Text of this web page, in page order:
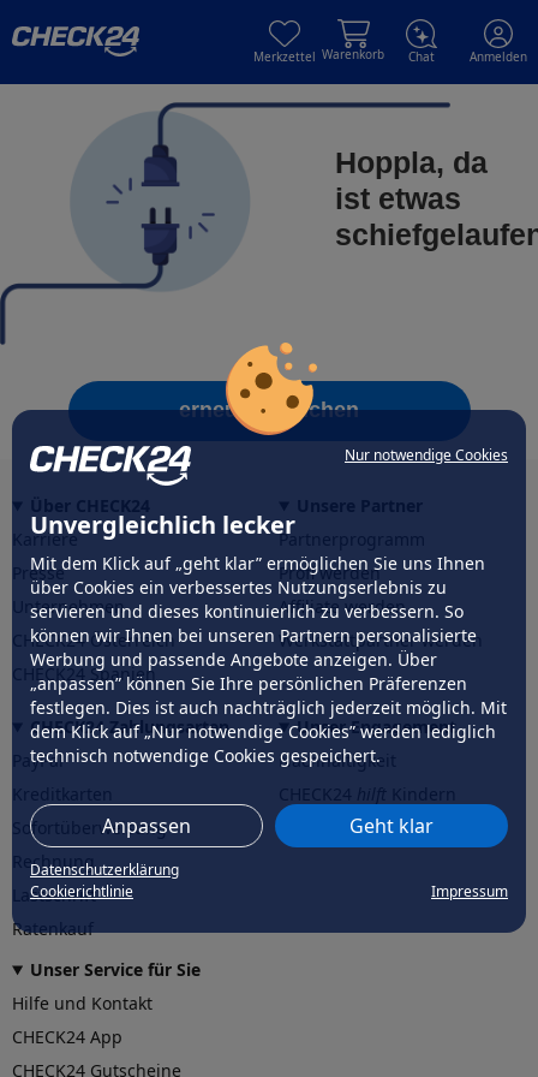
Nur notwendige Cookies
Unvergleichlich lecker
Mit dem Klick auf „geht klar” ermöglichen Sie uns Ihnen
über Cookies ein verbessertes Nutzungserlebnis zu
servieren und dieses kontinuierlich zu verbessern. So
können wir Ihnen bei unseren Partnern personalisierte
Werbung und passende Angebote anzeigen. Über
„anpassen” können Sie Ihre persönlichen Präferenzen
festlegen. Dies ist auch nachträglich jederzeit möglich. Mit
dem Klick auf „Nur notwendige Cookies” werden lediglich
technisch notwendige Cookies gespeichert.
Anpassen Geht klar
Datenschutzerklärung
Cookierichtlinie
Impressum
Merkzettel Warenkorb Chat Anmelden
Hoppla, da
ist etwas
erneut versuchen
Karriere
Presse
Unternehmen
CHECK24 Österreich
CHECK24 Spanien
Partnerprogramm
Profi werden
Affiliate werden
Werkstattpartner werden
CHECK24 Zahlungsarten
PayPal
Sofortüberweisung
Rechnung
Lastschrift
Ratenkauf
Unser Engagement
Nachhaltigkeit
CHECK24hilftder Natur
Unser Service für Sie
Hilfe und Kontakt
CHECK24 App
CHECK24 Gutscheine